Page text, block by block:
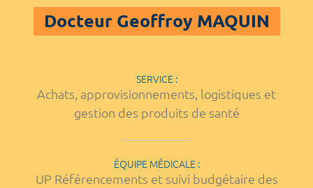
Docteur Geoffroy MAQUIN
SERVICE :
Achats, approvisionnements, logistiques et
gestion des produits de santé
ÉQUIPE MÉDICALE :
UP Référencements et suivi budgétaire des